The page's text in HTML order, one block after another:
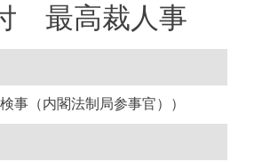
最高裁人事
事（内閣法制局参事官））